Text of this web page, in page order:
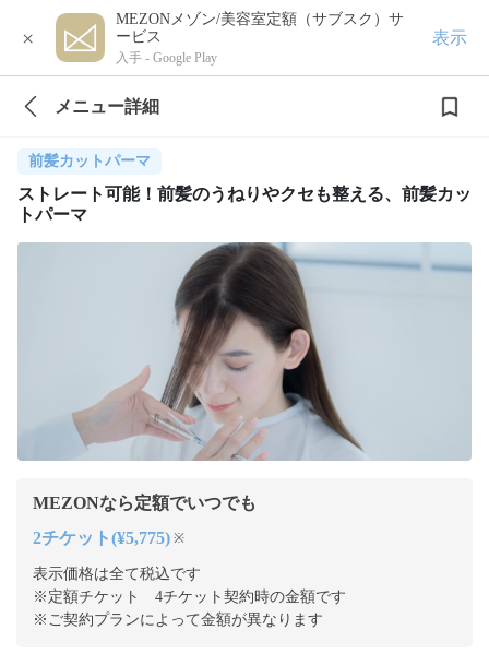
×
MEZONメゾン/美容室定額（サブスク）サ
ービス
入手 - Google Play
表示
メニュー詳細
前髪カットパーマ
ストレート可能！前髪のうねりやクセも整える、前髪カッ
トパーマ
MEZONなら定額でいつでも
2チケット(¥5,775) ※
表示価格は全て税込です
※定額チケット 4チケット契約時の金額です
※ご契約プランによって金額が異なります